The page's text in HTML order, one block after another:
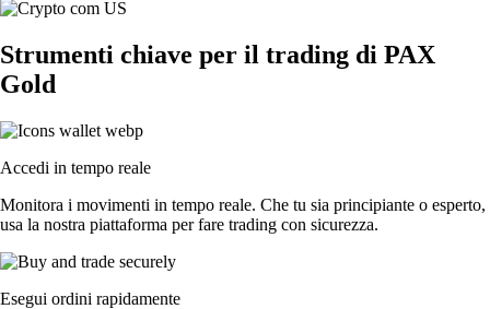
Strumenti chiave per il trading di PAX
Gold
Accedi in tempo reale
Monitora i movimenti in tempo reale. Che tu sia principiante o esperto,
usa la nostra piattaforma per fare trading con sicurezza.
Esegui ordini rapidamente